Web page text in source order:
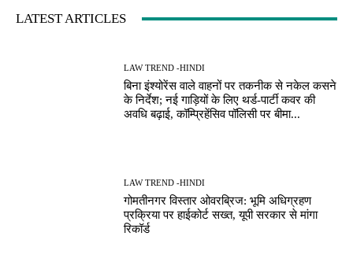
LATEST ARTICLES
LAW TREND -HINDI
बिना इंश्योरेंस वाले वाहनों पर तकनीक से नकेल कसने
के निर्देश; नई गाड़ियों के लिए थर्ड-पार्टी कवर की
अवधि बढ़ाई, कॉम्प्रिहेंसिव पॉलिसी पर बीमा...
LAW TREND -HINDI
गोमतीनगर विस्तार ओवरब्रिज: भूमि अधिग्रहण
प्रक्रिया पर हाईकोर्ट सख्त, यूपी सरकार से मांगा
रिकॉर्ड